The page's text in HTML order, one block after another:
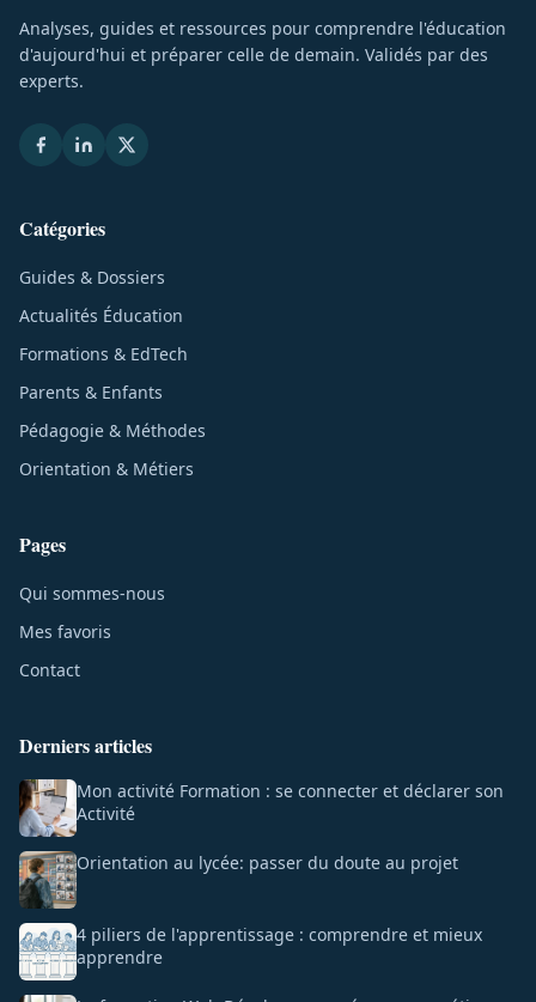
Analyses, guides et ressources pour comprendre l'éducation
d'aujourd'hui et préparer celle de demain. Validés par des
experts.
Catégories
Guides & Dossiers
Actualités Éducation
Formations & EdTech
Parents & Enfants
Pédagogie & Méthodes
Orientation & Métiers
Pages
Qui sommes-nous
Mes favoris
Contact
Derniers articles
Mon activité Formation : se connecter et déclarer son
Activité
Orientation au lycée: passer du doute au projet
4 piliers de l'apprentissage : comprendre et mieux
apprendre